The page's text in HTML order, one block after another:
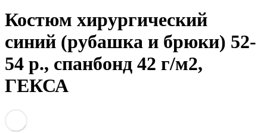
Костюм хирургический
синий (рубашка и брюки) 52-
54 р., спанбонд 42 г/м2,
ГЕКСА